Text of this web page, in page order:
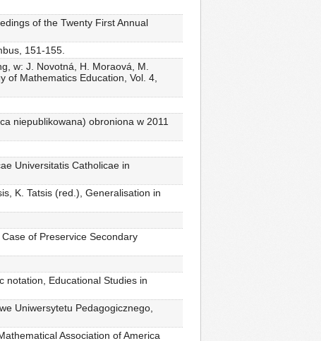
of the Twenty First Annual
151-155.
w: J. Novotná, H. Moraová, M.
Mathematics Education, Vol. 4,
niepublikowana) obroniona w 2011
Universitatis Catholicae in
K. Tatsis (red.), Generalisation in
of Preservice Secondary
notation, Educational Studies in
Uniwersytetu Pedagogicznego,
Association of America